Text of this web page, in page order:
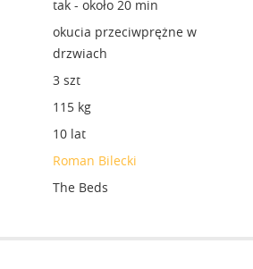
tak - około 20 min
okucia przeciwprężne w
drzwiach
3 szt
115 kg
10 lat
Roman Bilecki
The Beds